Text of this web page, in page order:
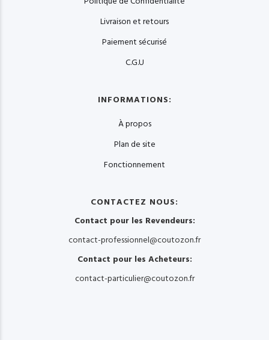
Livraison et retours
Paiement sécurisé
C.G.U
INFORMATIONS:
À propos
Plan de site
Fonctionnement
CONTACTEZ NOUS:
Contact pour les Revendeurs:
contact-professionnel@coutozon.fr
Contact pour les Acheteurs:
contact-particulier@coutozon.fr